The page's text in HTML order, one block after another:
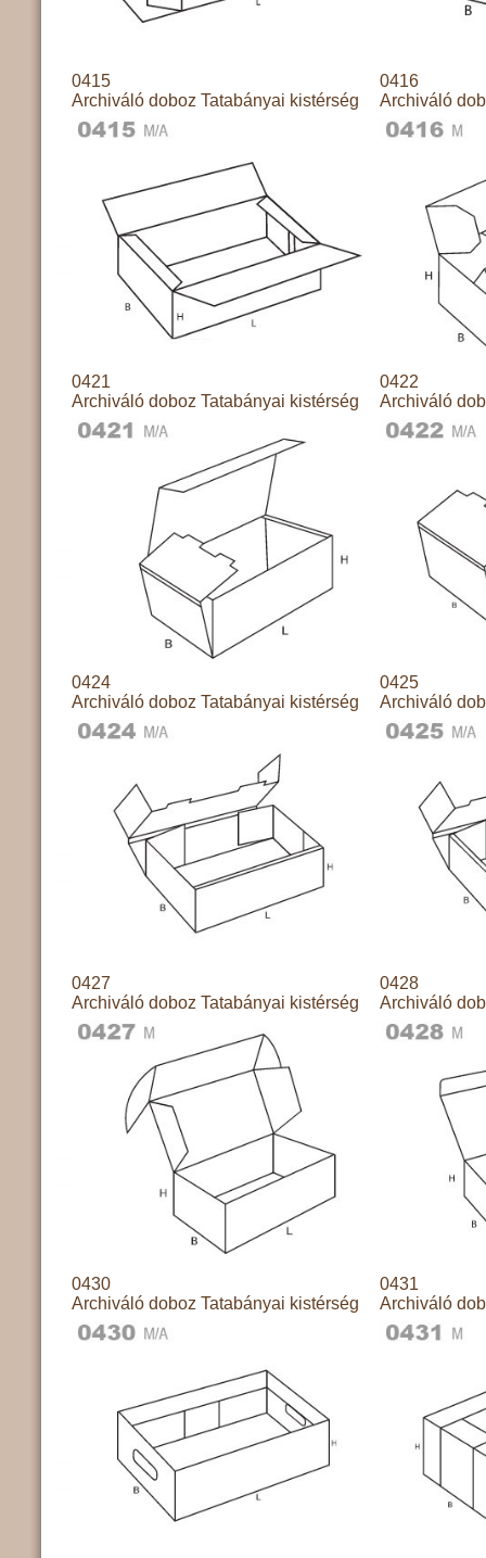
0415
Archiváló doboz Tatabányai kistérség
0416
Archiváló
0421
Archiváló doboz Tatabányai kistérség
0422
Archiváló
0424
Archiváló doboz Tatabányai kistérség
0425
Archiváló
0427
Archiváló doboz Tatabányai kistérség
0428
Archiváló
0430
Archiváló doboz Tatabányai kistérség
0431
Archiváló